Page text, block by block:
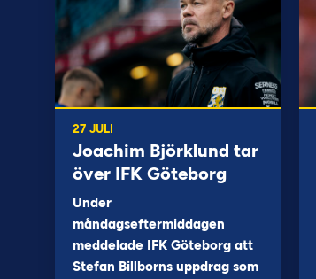
27 JULI
Joachim Björklund tar
över IFK Göteborg
Under
måndagseftermiddagen
meddelade IFK Göteborg att
Stefan Billborns uppdrag som